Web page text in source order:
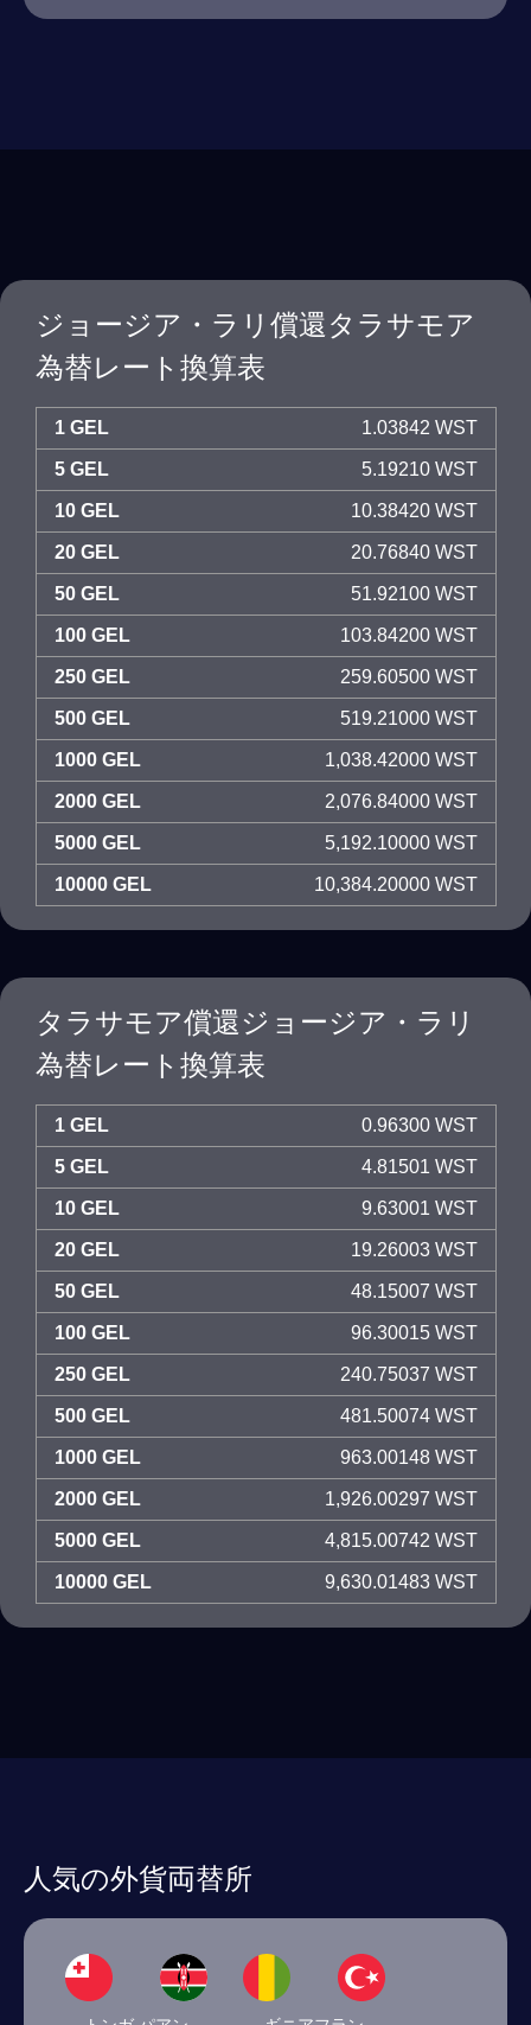
ジョージア・ラリ償還タラサモア
為替レート換算表
1 GEL 1.03842 WST
5 GEL 5.19210 WST
10 GEL 10.38420 WST
20 GEL 20.76840 WST
50 GEL 51.92100 WST
100 GEL 103.84200 WST
250 GEL 259.60500 WST
500 GEL 519.21000 WST
1000 GEL 1,038.42000 WST
2000 GEL 2,076.84000 WST
5000 GEL 5,192.10000 WST
10000 GEL 10,384.20000 WST
タラサモア償還ジョージア・ラリ
為替レート換算表
1 GEL 0.96300 WST
5 GEL 4.81501 WST
10 GEL 9.63001 WST
20 GEL 19.26003 WST
50 GEL 48.15007 WST
100 GEL 96.30015 WST
250 GEL 240.75037 WST
500 GEL 481.50074 WST
1000 GEL 963.00148 WST
2000 GEL 1,926.00297 WST
5000 GEL 4,815.00742 WST
10000 GEL 9,630.01483 WST
人気の外貨両替所